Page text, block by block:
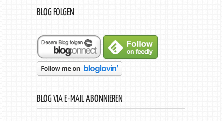
BLOG FOLGEN
BLOG VIA E-MAIL ABONNIEREN